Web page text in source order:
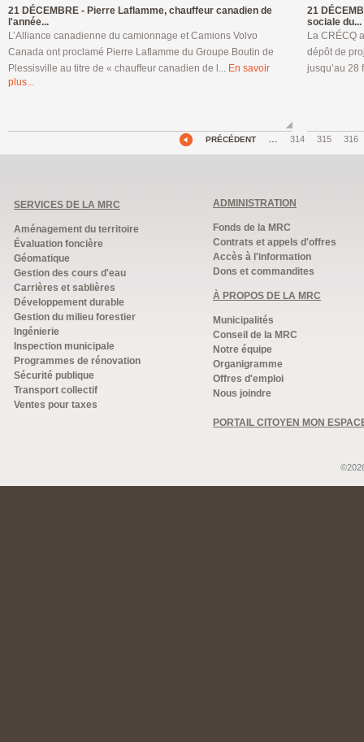
21 DÉCEMBRE - Pierre Laflamme, chauffeur canadien de
l'année...
L’Alliance canadienne du camionnage et Camions Volvo
Canada ont proclamé Pierre Laflamme du Groupe Boutin de
Plessisville au titre de « chauffeur canadien de l... En savoir
plus...
21
sociale du...
La CRÉCQ
dépôt de
jusqu’au 28
PRÉCÉDENT … 314 315 316
SERVICES DE LA MRC
Aménagement du territoire
Évaluation foncière
Géomatique
Gestion des cours d'eau
Carrières et sablières
Développement durable
Gestion du milieu forestier
Ingénierie
Inspection municipale
Programmes de rénovation
Sécurité publique
Transport collectif
Ventes pour taxes
ADMINISTRATION
Fonds de la MRC
Contrats et appels d'offres
Accès à l'information
Dons et commandites
À PROPOS DE LA MRC
Municipalités
Conseil de la MRC
Notre équipe
Organigramme
Offres d'emploi
Nous joindre
PORTAIL CITOYEN MON